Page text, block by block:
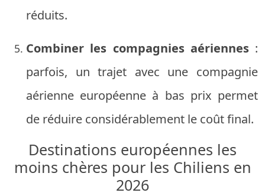
réduits.
Combiner les compagnies aériennes:
parfois, un trajet avec une compagnie
aérienne européenne à bas prix permet
de réduire considérablement le coût final.
Destinations européennes les
moins chères pour les Chiliens en
2026